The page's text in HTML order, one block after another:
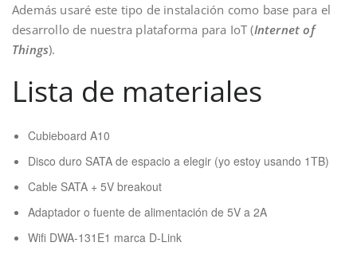
Además usaré este tipo de instalación como base para el
desarrollo de nuestra plataforma para IoT (Internet of
Things).
Lista de materiales
Cubieboard A10
Disco duro SATA de espacio a elegir (yo estoy usando 1TB)
Cable SATA + 5V breakout
Adaptador o fuente de alimentación de 5V a 2A
Wifi DWA-131E1 marca D-Link